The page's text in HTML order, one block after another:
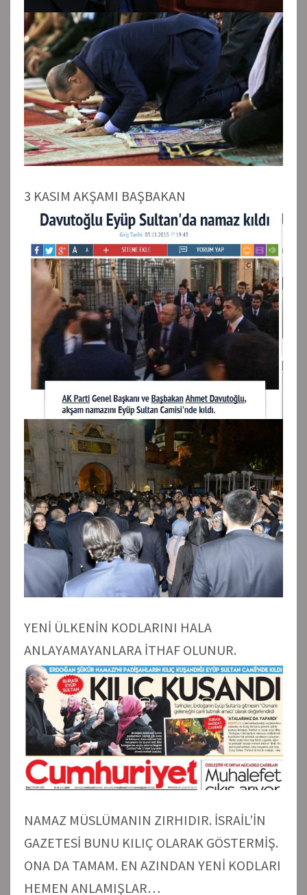
3 KASIM AKŞAMI BAŞBAKAN
YENİ ÜLKENİN KODLARINI HALA
ANLAYAMAYANLARA İTHAF OLUNUR.
NAMAZ MÜSLÜMANIN ZIRHIDIR. İSRAİL’İN
GAZETESİ BUNU KILIÇ OLARAK GÖSTERMİŞ.
ONA DA TAMAM. EN AZINDAN YENİ KODLARI
HEMEN ANLAMIŞLAR…